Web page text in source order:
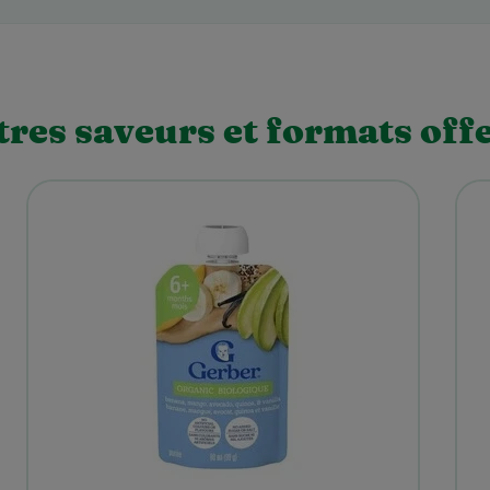
saveurs et formats